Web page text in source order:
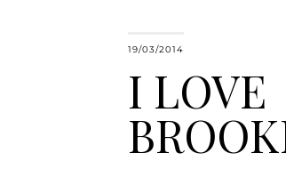
19/03/2014
I LOVE